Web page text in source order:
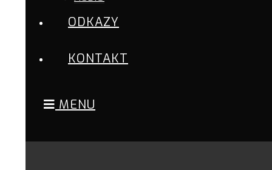
ODKAZY
KONTAKT
MENU